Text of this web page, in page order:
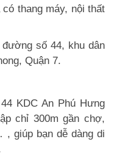
thang máy, nội thất
đường số 44, khu dân
Quận 7.
KDC An Phú Hưng
chỉ 300m gần chợ,
giúp bạn dễ dàng di